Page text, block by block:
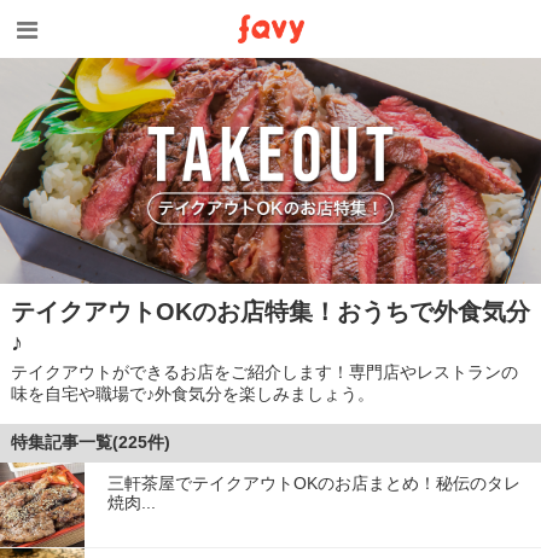
テイクアウトOKのお店特集！おうちで外食気分
♪
テイクアウトができるお店をご紹介します！専門店やレストランの
味を自宅や職場で♪外食気分を楽しみましょう。
特集記事一覧(225件)
三軒茶屋でテイクアウトOKのお店まとめ！秘伝のタレ
焼肉...